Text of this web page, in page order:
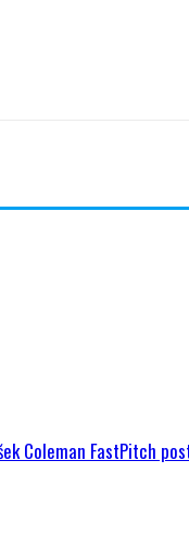
Coleman FastPitch